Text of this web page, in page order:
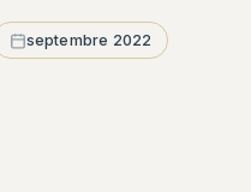
septembre 2022